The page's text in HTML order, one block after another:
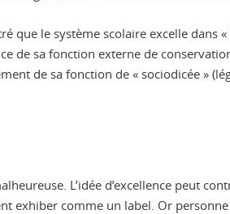
que le système scolaire excelle
de sa fonction externe de
de sa fonction de « sociodicée »
L’idée d’excellence peut
exhiber comme un label. Or personne